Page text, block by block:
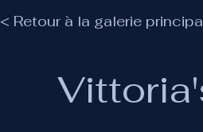
< Retour à la galerie